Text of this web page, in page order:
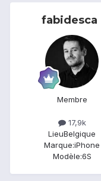
fabidesca
Membre
17,9k
LieuBelgique
Marque:iPhone
Modèle:6S